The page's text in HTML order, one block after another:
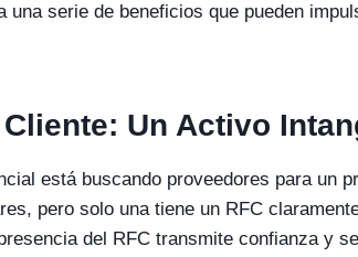
una serie de beneficios que pueden
Un Activo
está buscando proveedores para un
pero solo una tiene un RFC
del RFC transmite confianza y